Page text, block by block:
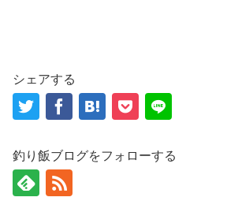
シェアする
釣り飯ブログをフォローする